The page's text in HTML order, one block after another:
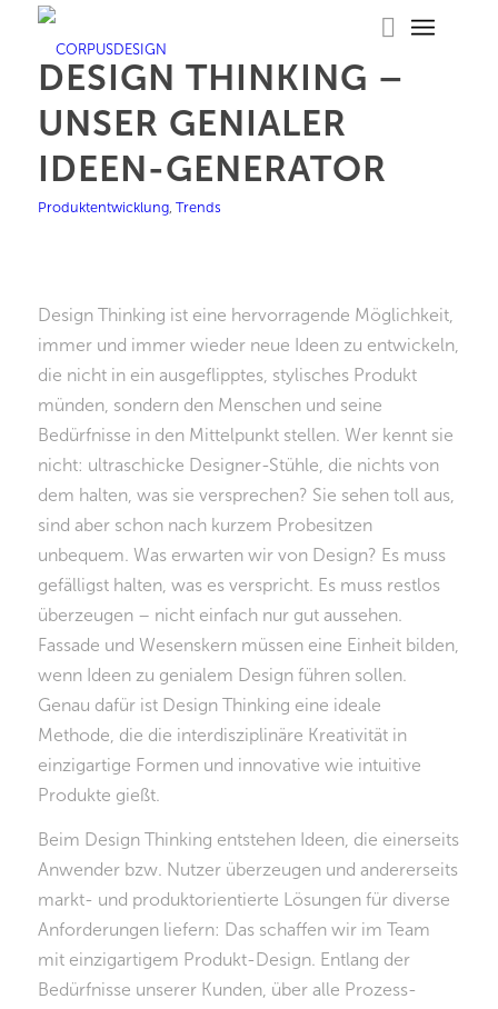
DESIGN THINKING –
UNSER GENIALER
IDEEN-GENERATOR
Produktentwicklung, Trends
Design Thinking ist eine hervorragende Möglichkeit,
immer und immer wieder neue Ideen zu entwickeln,
die nicht in ein ausgeflipptes, stylisches Produkt
münden, sondern den Menschen und seine
Bedürfnisse in den Mittelpunkt stellen. Wer kennt sie
nicht: ultraschicke Designer-Stühle, die nichts von
dem halten, was sie versprechen? Sie sehen toll aus,
sind aber schon nach kurzem Probesitzen
unbequem. Was erwarten wir von Design? Es muss
gefälligst halten, was es verspricht. Es muss restlos
überzeugen – nicht einfach nur gut aussehen.
Fassade und Wesenskern müssen eine Einheit bilden,
wenn Ideen zu genialem Design führen sollen.
Genau dafür ist Design Thinking eine ideale
Methode, die die interdisziplinäre Kreativität in
einzigartige Formen und innovative wie intuitive
Produkte gießt.
Beim Design Thinking entstehen Ideen, die einerseits
Anwender bzw. Nutzer überzeugen und andererseits
markt- und produktorientierte Lösungen für diverse
Anforderungen liefern: Das schaffen wir im Team
mit einzigartigem Produkt-Design. Entlang der
Bedürfnisse unserer Kunden, über alle Prozess-